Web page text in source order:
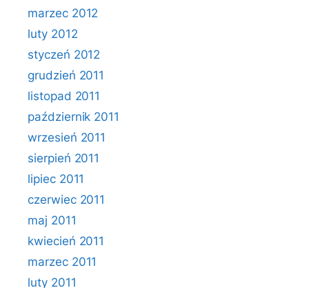
marzec 2012
luty 2012
styczeń 2012
grudzień 2011
listopad 2011
październik 2011
wrzesień 2011
sierpień 2011
lipiec 2011
czerwiec 2011
maj 2011
kwiecień 2011
marzec 2011
luty 2011